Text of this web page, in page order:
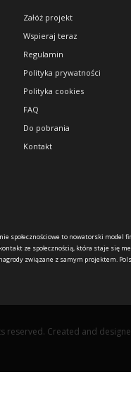
Załóż projekt
Wspieraj teraz
Regulamin
Polityka prywatności
Polityka cookies
FAQ
Do pobrania
Kontakt
społecznościowe to nowatorski model
ze społecznością, która staje się
związane z samym projektem.
reserved. Created and